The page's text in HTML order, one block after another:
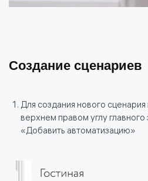
Создание сценариев
Для создания нового
верхнем правом углу
«Добавить автоматизацию»